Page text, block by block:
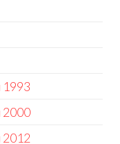
1993
2000
2012